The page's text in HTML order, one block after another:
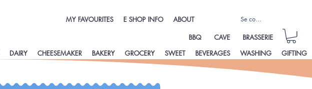
MY FAVOURITES E SHOP INFO ABOUT Se connecter
BBQ CAVE
BRASSERIE
DAIRY CHEESEMAKER BAKERY GROCERY SWEET BEVERAGES WASHING GIFTING